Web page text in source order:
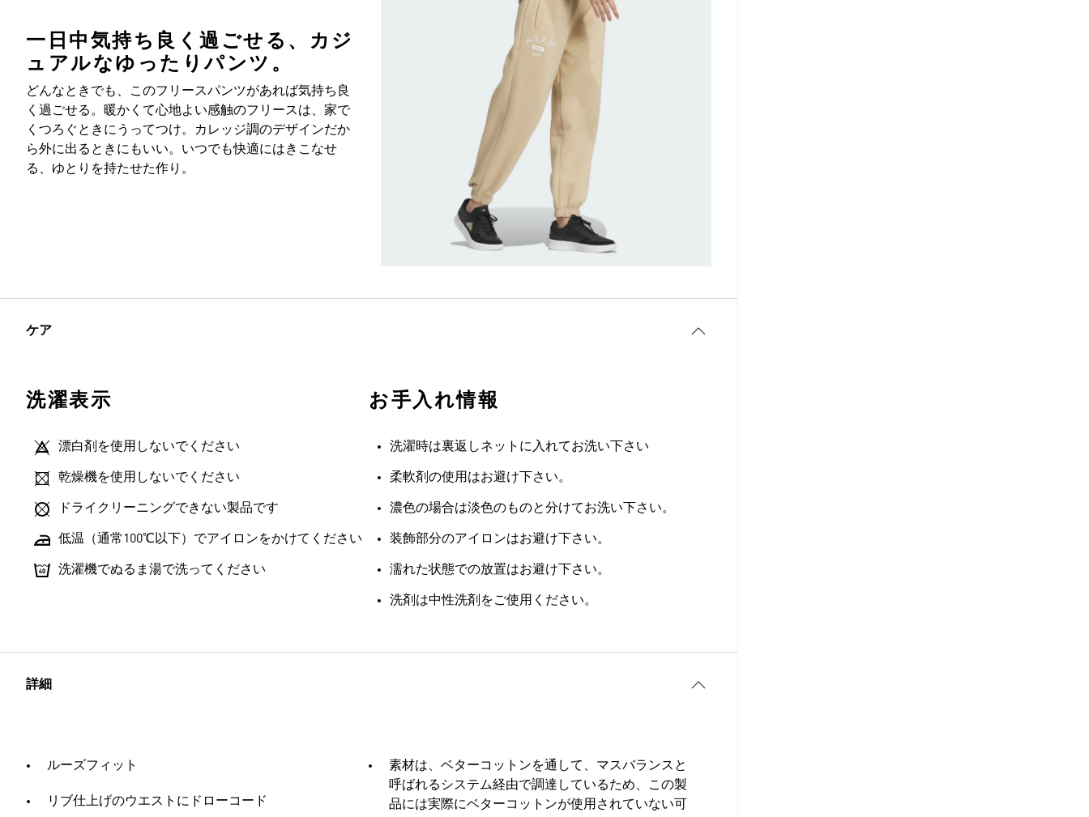
一日中気持ち良く過ごせる、カジ
ュアルなゆったりパンツ。
どんなときでも、このフリースパンツがあれば気持ち良
く過ごせる。暖かくて心地よい感触のフリースは、家で
くつろぐときにうってつけ。カレッジ調のデザインだか
ら外に出るときにもいい。いつでも快適にはきこなせ
る、ゆとりを持たせた作り。
ケア
洗濯表示
漂白剤を使用しないでください
乾燥機を使用しないでください
ドライクリーニングできない製品です
低温（通常100℃以下）でアイロンをかけてください
洗濯機でぬるま湯で洗ってください
お手入れ情報
洗濯時は裏返しネットに入れてお洗い下さい
柔軟剤の使用はお避け下さい。
濃色の場合は淡色のものと分けてお洗い下さい。
装飾部分のアイロンはお避け下さい。
濡れた状態での放置はお避け下さい。
洗剤は中性洗剤をご使用ください。
詳細
ルーズフィット
リブ仕上げのウエストにドローコード
素材は、ベターコットンを通して、マスバランスと
呼ばれるシステム経由で調達しているため、この製
品には実際にベターコットンが使用されていない可